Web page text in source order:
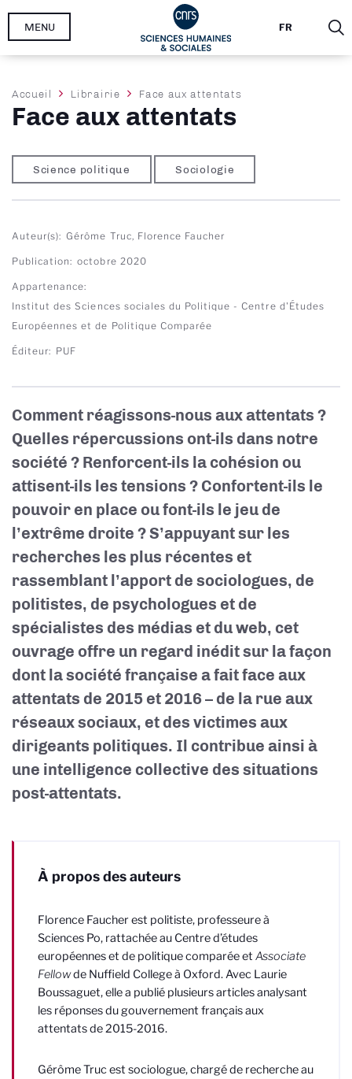
Aller
FR
MENU
Fil
d'Ariane
Accueil Librairie Face aux attentats
Face aux attentats
Science politique Sociologie
Auteur(s) Gérôme Truc, Florence Faucher
Publication octobre 2020
Appartenance
Institut des Sciences sociales du Politique - Centre d'Études
Européennes et de Politique Comparée
Éditeur PUF
Comment réagissons-nous aux attentats ?
Quelles répercussions ont-ils dans notre
société ? Renforcent-ils la cohésion ou
attisent-ils les tensions ? Confortent-ils le
pouvoir en place ou font-ils le jeu de
l’extrême droite ? S’appuyant sur les
recherches les plus récentes et
rassemblant l’apport de sociologues, de
politistes, de psychologues et de
spécialistes des médias et du web, cet
ouvrage offre un regard inédit sur la façon
dont la société française a fait face aux
attentats de 2015 et 2016 – de la rue aux
réseaux sociaux, et des victimes aux
dirigeants politiques. Il contribue ainsi à
une intelligence collective des situations
post-attentats.
À propos des auteurs
Florence Faucherest politiste, professeure à
Sciences Po, rattachée au Centre d’études
européennes et de politique comparée et Associate
Fellowde Nuffield College à Oxford. Avec Laurie
Boussaguet, elle a publié plusieurs articles analysant
les réponses du gouvernement français aux
attentats de 2015-2016.
Gérôme Trucest sociologue, chargé de recherche au